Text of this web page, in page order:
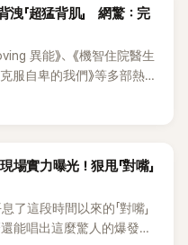
「超猛背肌」 網驚：完
異能》、《機智住院醫生
克服自卑的我們》等多部熱門
不僅演技備受肯定，精緻
差感十足，讓不少網友看
實力曝光！狠甩「對嘴」
這段時間以來的「對嘴」
能唱出這麼驚人的爆發力